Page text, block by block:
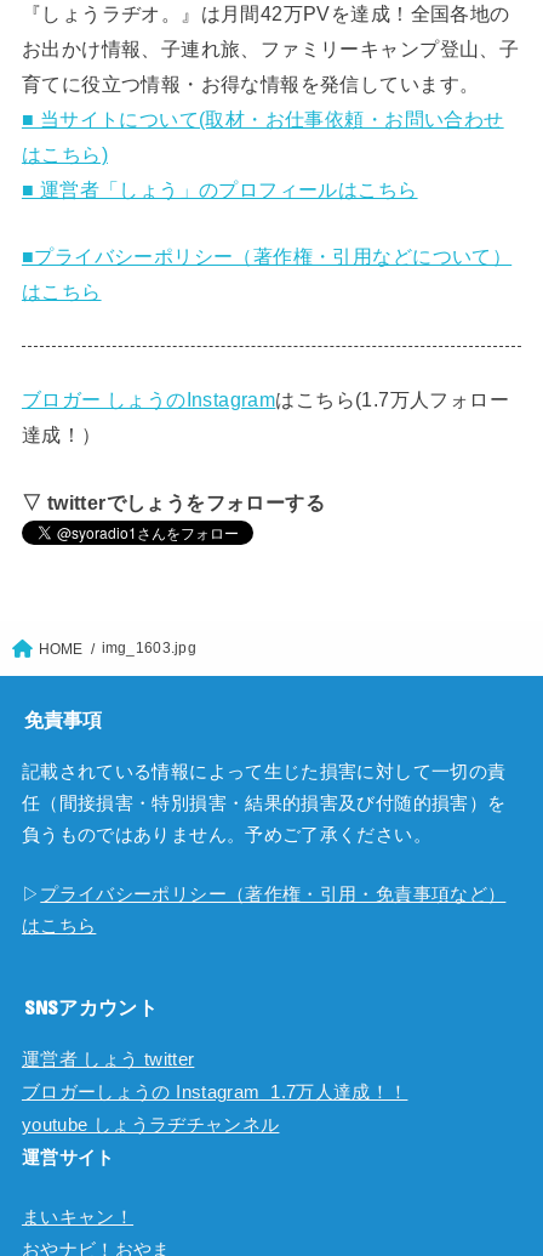
『しょうラヂオ。』は月間42万PVを達成！全国各地の
お出かけ情報、子連れ旅、ファミリーキャンプ登山、子
育てに役立つ情報・お得な情報を発信しています。
■ 当サイトについて(取材・お仕事依頼・お問い合わせ
はこちら)
■ 運営者「しょう」のプロフィールはこちら
■プライバシーポリシー（著作権・引用などについて）
はこちら
ブロガー しょうのInstagramはこちら(1.7万人フォロー
達成！）
▽ twitterでしょうをフォローする
HOME img_1603.jpg
免責事項
記載されている情報によって生じた損害に対して一切の責
任（間接損害・特別損害・結果的損害及び付随的損害）を
負うものではありません。予めご了承ください。
▷ プライバシーポリシー（著作権・引用・免責事項など）
はこちら
SNSアカウント
運営者 しょう twitter
ブロガーしょうの Instagram 1.7万人達成！！
youtube しょうラヂチャンネル
運営サイト
まいキャン！
おやナビ！おやま